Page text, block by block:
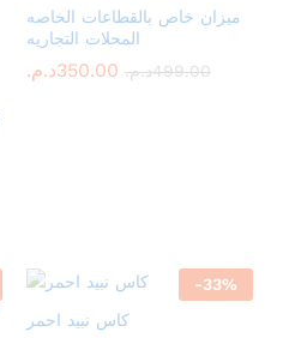
ميزان خاص بالقطاعات الخاصه
المحلات التجاريه
350.00د.م. 499.00د.م.
-33%
كاس نبيد احمر